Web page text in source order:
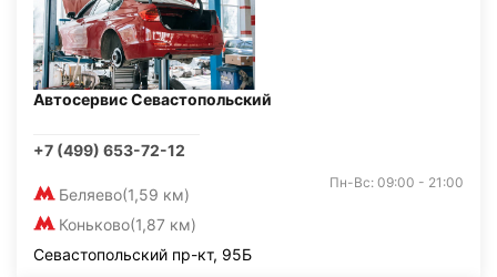
Автосервис Севастопольский
+7 (499) 653-72-12
Беляево(1,59 км)
Коньково(1,87 км)
Пн-Вс: 09:00 - 21:00
Севастопольский пр-кт, 95Б